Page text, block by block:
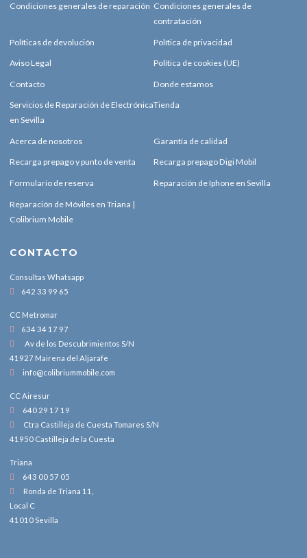
Condiciones generales de reparación Condiciones generales de
contratación
Políticas de devolución Política de privacidad
Aviso Legal Política de cookies (UE)
Contacto Donde estamos
Servicios de Reparación de Electrónica
en Sevilla
Tienda
Acerca de nosotros Garantía de calidad
Recarga prepago y punto de venta Recarga prepago Digi Mobil
Formulario de reserva Reparación de Iphone en Sevilla
Reparación de Móviles en Triana |
Colibrium Mobile
CONTACTO
Consultas Whatsapp
642 33 99 65
CC Metromar
634 34 17 97
Av de los Descubrimientos S/N
41927 Mairena del Aljarafe
info@colibriummobile.com
CC Airesur
640 29 17 19
Ctra Castilleja de Cuesta Tomares S/N
41950 Castilleja de la Cuesta
Triana
643 00 57 05
Ronda de Triana 11,
Local C
41010 Sevilla